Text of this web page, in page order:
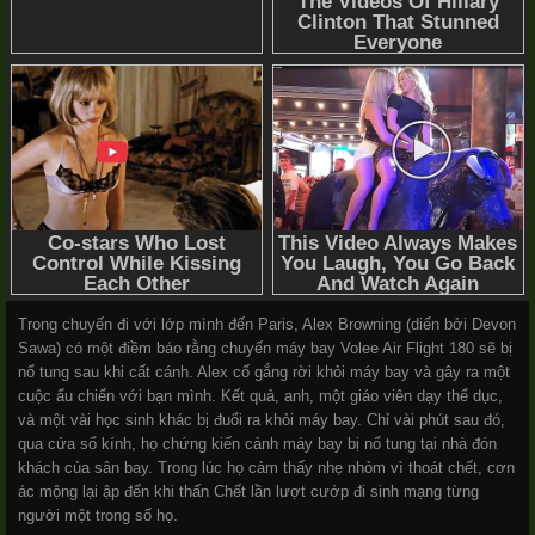
Trong chuyến đi với lớp mình đến Paris, Alex Browning (diển bởi Devon
Sawa) có một điềm báo rằng chuyến máy bay Volee Air Flight 180 sẽ bị
nổ tung sau khi cất cánh. Alex cố gắng rời khỏi máy bay và gây ra một
cuộc ẩu chiến với bạn mình. Kết quả, anh, một giáo viên dạy thể dục,
và một vài học sinh khác bị đuổi ra khỏi máy bay. Chỉ vài phút sau đó,
qua cửa sổ kính, họ chứng kiến cảnh máy bay bị nổ tung tại nhà đón
khách của sân bay. Trong lúc họ cảm thấy nhẹ nhỏm vì thoát chết, cơn
ác mộng lại ập đến khi thấn Chết lần lượt cướp đi sinh mạng từng
người một trong số họ.